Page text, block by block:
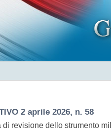
2 aprile 2026, n. 58
revisione dello strumento